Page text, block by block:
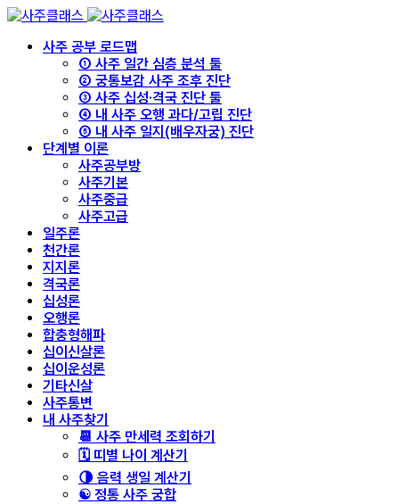
사주 공부 로드맵
① 사주 일간 심층 분석 툴
② 궁통보감 사주 조후 진단
③ 사주 십성·격국 진단 툴
④ 내 사주 오행 과다/고립 진단
⑤ 내 사주 일지(배우자궁) 진단
단계별 이론
사주공부방
사주기본
사주중급
사주고급
일주론
천간론
지지론
격국론
십성론
오행론
합충형해파
십이신살론
십이운성론
기타신살
사주통변
내 사주찾기
📆 사주 만세력 조회하기
🗓️ 띠별 나이 계산기
🌗 음력 생일 계산기
☯️ 정통 사주 궁합